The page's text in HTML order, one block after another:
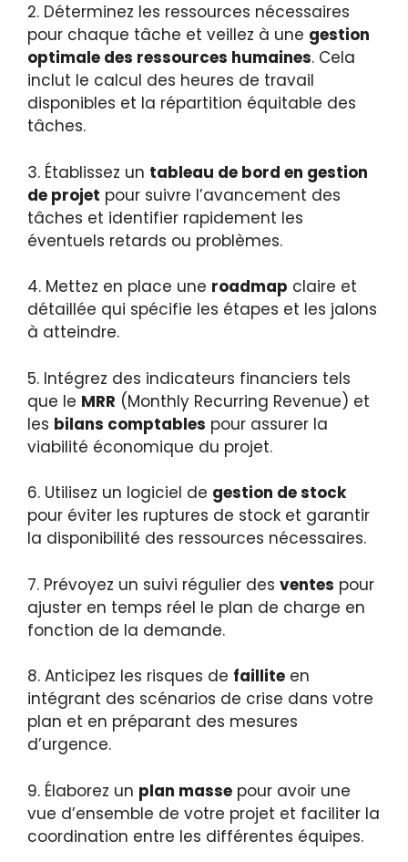
2. Déterminez les ressources nécessaires
pour chaque tâche et veillez à une gestion
optimale des ressources humaines. Cela
inclut le calcul des heures de travail
disponibles et la répartition équitable des
tâches.
3. Établissez un tableau de bord en gestion
de projet pour suivre l’avancement des
tâches et identifier rapidement les
éventuels retards ou problèmes.
4. Mettez en place une roadmap claire et
détaillée qui spécifie les étapes et les jalons
à atteindre.
5. Intégrez des indicateurs financiers tels
que le MRR (Monthly Recurring Revenue) et
les bilans comptables pour assurer la
viabilité économique du projet.
6. Utilisez un logiciel de gestion de stock
pour éviter les ruptures de stock et garantir
la disponibilité des ressources nécessaires.
7. Prévoyez un suivi régulier des ventes pour
ajuster en temps réel le plan de charge en
fonction de la demande.
8. Anticipez les risques de faillite en
intégrant des scénarios de crise dans votre
plan et en préparant des mesures
d’urgence.
9. Élaborez un plan masse pour avoir une
vue d’ensemble de votre projet et faciliter la
coordination entre les différentes équipes.